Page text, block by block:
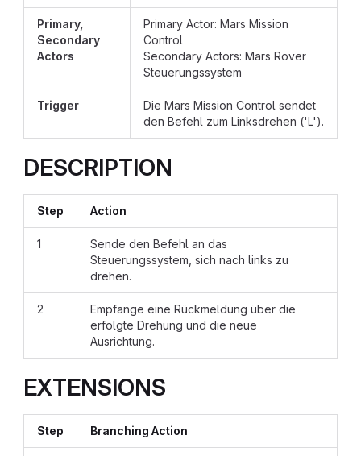
Primary,
Secondary
Actors
Primary Actor: Mars Mission
Control
Secondary Actors: Mars Rover
Steuerungssystem
Trigger
Die Mars Mission Control sendet
den Befehl zum Linksdrehen ('L').
DESCRIPTION
Step Action
1
Sende den Befehl an das
Steuerungssystem, sich nach links zu
drehen.
2
Empfange eine Rückmeldung über die
erfolgte Drehung und die neue
Ausrichtung.
EXTENSIONS
Step Branching Action